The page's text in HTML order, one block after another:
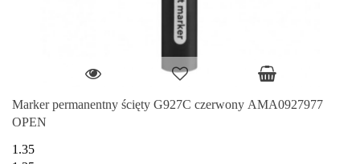
Marker permanentny ścięty G927C czerwony AMA0927977
OPEN
1.35